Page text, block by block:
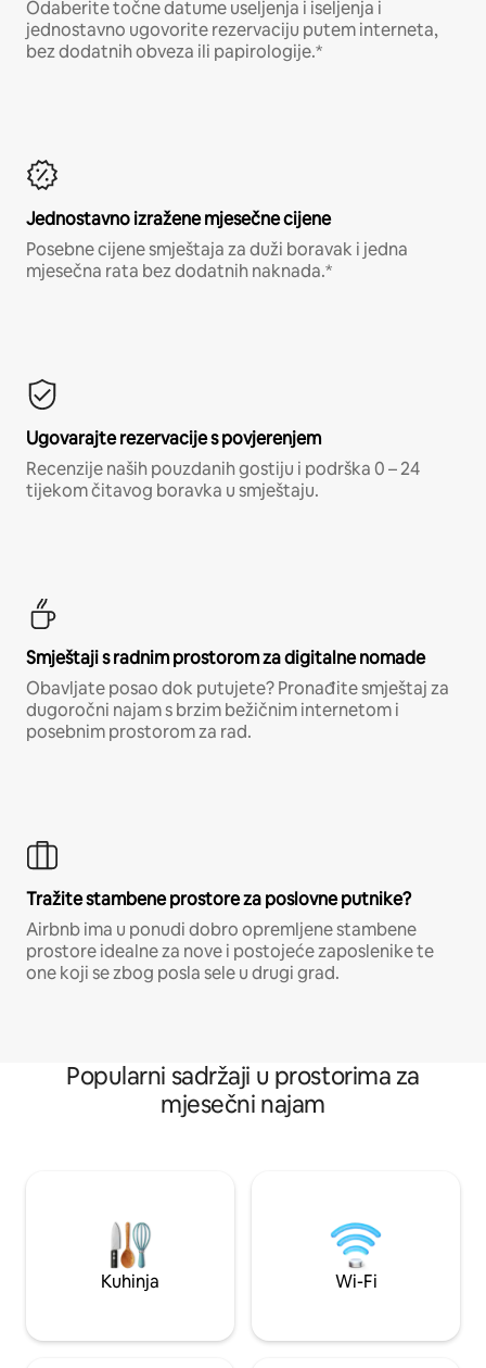
Odaberite točne datume useljenja i iseljenja i
jednostavno ugovorite rezervaciju putem interneta,
bez dodatnih obveza ili papirologije.*
Jednostavno izražene mjesečne cijene
Posebne cijene smještaja za duži boravak i jedna
mjesečna rata bez dodatnih naknada.*
Ugovarajte rezervacije s povjerenjem
Recenzije naših pouzdanih gostiju i podrška 0 – 24
tijekom čitavog boravka u smještaju.
Smještaji s radnim prostorom za digitalne nomade
Obavljate posao dok putujete? Pronađite smještaj za
dugoročni najam s brzim bežičnim internetom i
posebnim prostorom za rad.
Tražite stambene prostore za poslovne putnike?
Airbnb ima u ponudi dobro opremljene stambene
prostore idealne za nove i postojeće zaposlenike te
one koji se zbog posla sele u drugi grad.
Popularni sadržaji u prostorima za
mjesečni najam
Kuhinja Wi-Fi